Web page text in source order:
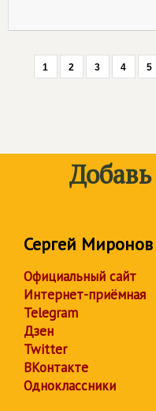
1 2 3 4 5
Сергей Миронов
Официальный сайт
Интернет-приёмная
Telegram
Дзен
Twitter
ВКонтакте
Одноклассники